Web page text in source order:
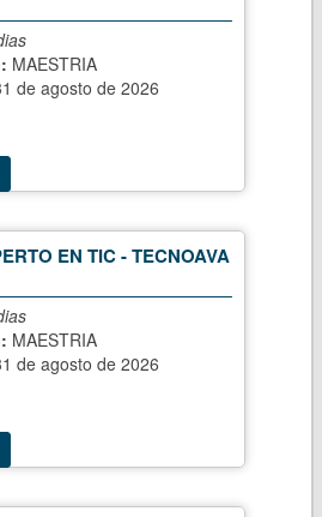
MAESTRIA
de agosto de 2026
EN TIC - TECNOAVA
MAESTRIA
de agosto de 2026